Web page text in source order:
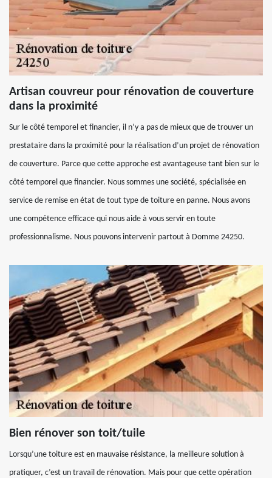
Artisan couvreur pour rénovation de couverture
dans la proximité
Sur le côté temporel et financier, il n’y a pas de mieux que de trouver un
prestataire dans la proximité pour la réalisation d’un projet de rénovation
de couverture. Parce que cette approche est avantageuse tant bien sur le
côté temporel que financier. Nous sommes une société, spécialisée en
service de remise en état de tout type de toiture en panne. Nous avons
une compétence efficace qui nous aide à vous servir en toute
professionnalisme. Nous pouvons intervenir partout à Domme 24250.
Bien rénover son toit/tuile
Lorsqu’une toiture est en mauvaise résistance, la meilleure solution à
pratiquer, c’est un travail de rénovation. Mais pour que cette opération